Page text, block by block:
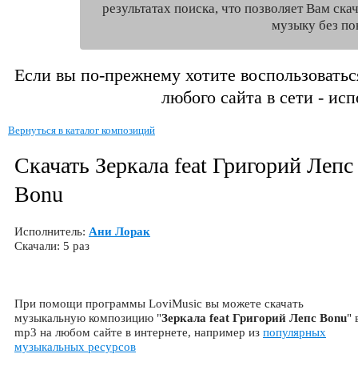
результатах поиска, что позволяет Вам
музыку без
Если вы по-прежнему хотите
любого сайта в сети -
Вернуться в каталог композиций
Скачать Зеркала feat Григорий Лепс
Bonu
Исполнитель: Ани Лорак
Скачали: 5 раз
При помощи программы LoviMusic вы можете скачать
музыкальную композицию "Зеркала feat Григорий Лепс Bonu"
mp3 на любом сайте в интернете, например из популярных
музыкальных ресурсов